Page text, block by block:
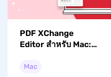
PDF XChange
Editor สำหรับ Mac:
PDF ทางเลือกที่มี
Mac